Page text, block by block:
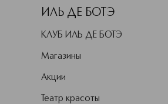
ИЛЬ ДЕ БОТЭ
КЛУБ ИЛЬ ДЕ БОТЭ
Магазины
Акции
Театр красоты